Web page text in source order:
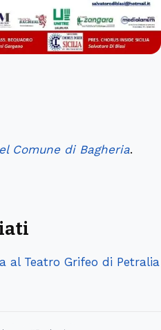
Comune di Bagheria.
al Teatro Grifeo di Petralia